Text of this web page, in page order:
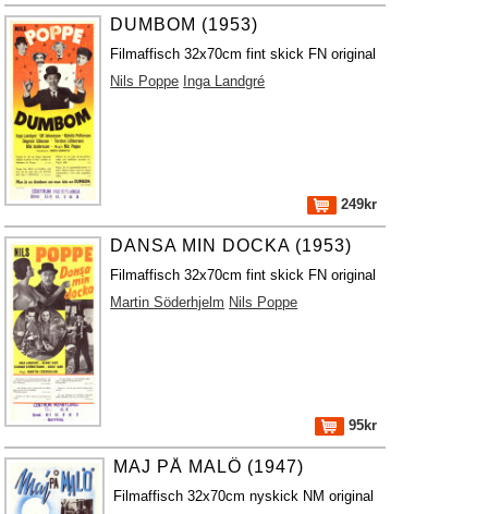
DUMBOM (1953)
Filmaffisch 32x70cm fint skick FN original
Nils Poppe Inga Landgré
249kr
DANSA MIN DOCKA (1953)
Filmaffisch 32x70cm fint skick FN original
Martin Söderhjelm Nils Poppe
95kr
MAJ PÅ MALÖ (1947)
Filmaffisch 32x70cm nyskick NM original